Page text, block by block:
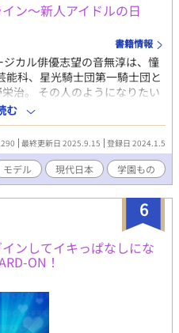
ン〜新人アイドルの日
書籍情報
カル俳優志望の音無淳は、憧
能科、星光騎士団第一騎士団と
治。 その人のようになりたい
練習のために『ソング・バッ
にした。 ただし、どうせなら
ね！ と――。 BLoveさんに先
リス、カクヨムにも掲載。
む
最終更新日 2025.9.15 登録日 2024.1.5
モデル 現代日本 学園もの
6
ンしてイキっぱなしにな
ON！